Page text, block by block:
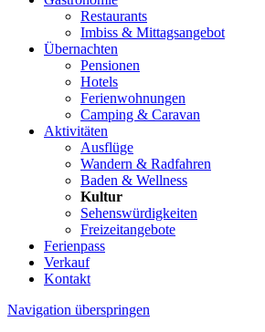
Restaurants
Imbiss & Mittagsangebot
Übernachten
Pensionen
Hotels
Ferienwohnungen
Camping & Caravan
Aktivitäten
Ausflüge
Wandern & Radfahren
Baden & Wellness
Kultur
Sehenswürdigkeiten
Freizeitangebote
Ferienpass
Verkauf
Kontakt
Navigation überspringen